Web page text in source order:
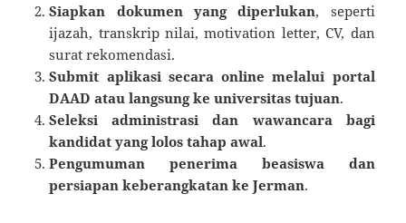
Siapkan dokumen yang diperlukan, seperti
ijazah, transkrip nilai, motivation letter, CV, dan
surat rekomendasi.
Submit aplikasi secara online melalui portal
DAAD atau langsung ke universitas tujuan.
Seleksi administrasi dan wawancara bagi
kandidat yang lolos tahap awal.
Pengumuman penerima beasiswa dan
persiapan keberangkatan ke Jerman.